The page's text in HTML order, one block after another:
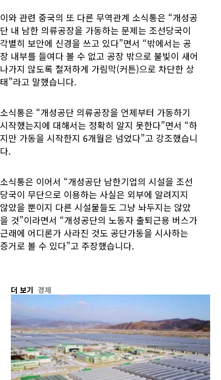
이와 관련 중국의 또 다른 무역관계 소식통은 “개성공
단 내 남한 의류공장을 가동하는 문제는 조선당국이
각별히 보안에 신경을 쓰고 있다”면서 “밖에서는 공
장 내부를 들여다 볼 수 없고 공장 밖으로 불빛이 새어
나가지 않도록 철저하게 가림막(커튼)으로 차단한 상
태”라고 말했습니다.
소식통은 “개성공단 의류공장을 언제부터 가동하기
시작했는지에 대해서는 정확히 알지 못한다”면서 “하
지만 가동을 시작한지 6개월은 넘었다”고 강조했습니
다.
소식통은 이어서 “개성공단 남한기업의 시설을 조선
당국이 무단으로 이용하는 사실은 외부에 알려지지
않았을 뿐이지 다른 시설물들도 그냥 놔두지는 않았
을 것”이라면서 “개성공단의 노동자 출퇴근용 버스가
근래에 어디론가 사라진 것도 공단가동을 시사하는
증거로 볼 수 있다”고 주장했습니다.
더 보기 경제